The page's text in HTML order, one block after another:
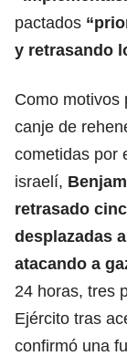
pactados
y retrasando
Como motivos
canje de
cometidas por
israelí,
retrasado
desplazadas
atacando a
24 horas, tres
Ejército tras
confirmó una